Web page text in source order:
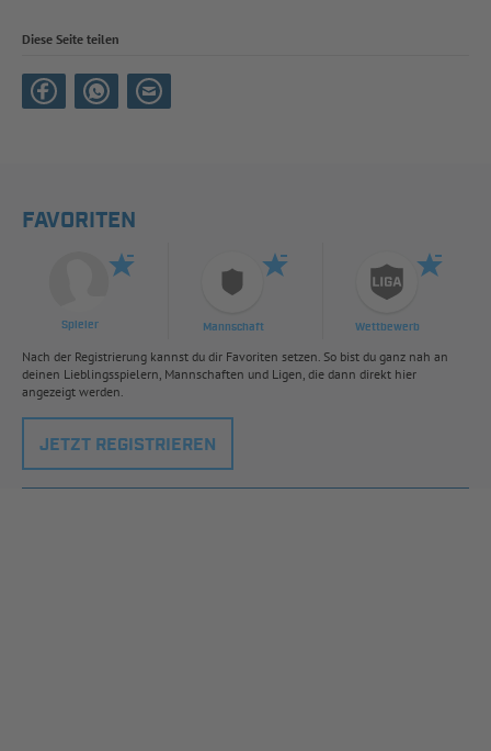
Diese Seite teilen
FAVORITEN
Spieler Mannschaft Wettbewerb
Nach der Registrierung kannst du dir Favoriten setzen. So bist du ganz nah an
deinen Lieblingsspielern, Mannschaften und Ligen, die dann direkt hier
angezeigt werden.
JETZT REGISTRIEREN